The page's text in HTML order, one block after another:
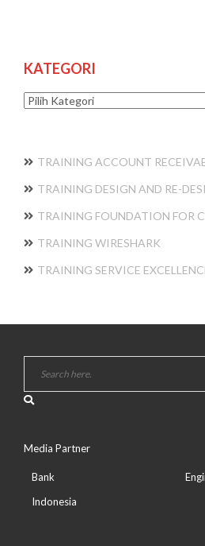
KATEGORI
Kategori
TRAINING ACCOUNT
TRAINING DESIGN AND RE-
TRAINING FOUNDATION FOR
TRAINING WIRESHARK
TRAINING SERVICE
Media Partner
Bank
Indonesia